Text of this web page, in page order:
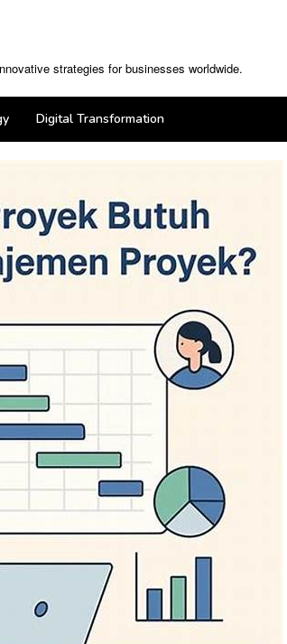
strategies for businesses worldwide.
Digital Transformation